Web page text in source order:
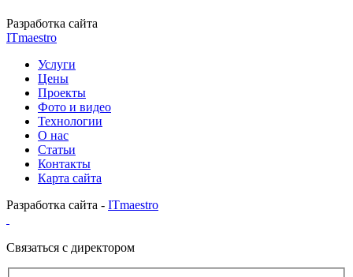
Разработка сайта
ITmaestro
Услуги
Цены
Проекты
Фото и видео
Технологии
О нас
Статьи
Контакты
Карта сайта
Разработка сайта - ITmaestro
Связаться с директором